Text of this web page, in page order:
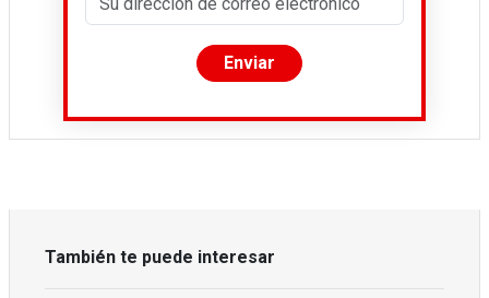
También te puede interesar